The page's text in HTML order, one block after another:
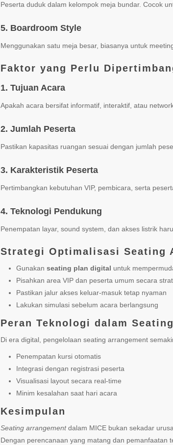
Peserta duduk dalam kelompok meja bundar. Cocok
5. Boardroom Style
Menggunakan satu meja besar, biasanya untuk
Faktor yang Perlu
1. Tujuan Acara
Apakah acara bersifat informatif, interaktif, atau
2. Jumlah Peserta
Pastikan kapasitas ruangan sesuai dengan jumlah
3. Karakteristik Peserta
Pertimbangkan kebutuhan VIP, pembicara, serta
4. Teknologi Pendukung
Penempatan layar, sound system, dan akses listrik
Strategi Optimalisasi Seating
Gunakan seating plan digital untuk
Pisahkan area VIP dan peserta umum secara
Pastikan jalur akses keluar-masuk tetap nyaman
Lakukan simulasi sebelum acara berlangsung
Peran Teknologi dalam
Di era digital, pengelolaan seating arrangement
Penempatan kursi otomatis
Integrasi dengan registrasi peserta
Visualisasi layout secara real-time
Minim kesalahan saat hari acara
Kesimpulan
Seating arrangementdalam MICE bukan sekadar
Dengan perencanaan yang matang dan pemanfaatan